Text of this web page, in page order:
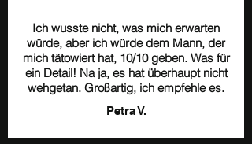
Ich wusste nicht, was mich erwarten
würde, aber ich würde dem Mann, der
mich tätowiert hat, 10/10 geben. Was für
ein Detail! Na ja, es hat überhaupt nicht
wehgetan. Großartig, ich empfehle es.
Petra V.